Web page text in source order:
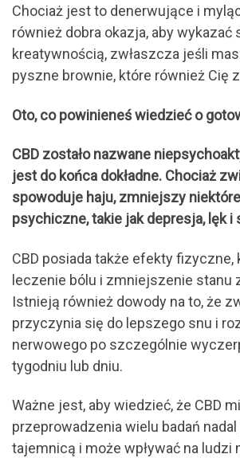
Chociaż jest to denerwujące i
również dobra okazja, aby wykazać
kreatywnością, zwłaszcza jeśli
pyszne brownie, które również Cię
Oto, co powinieneś wiedzieć o
CBD zostało nazwane
jest do końca dokładne. Chociaż
spowoduje haju, zmniejszy
psychiczne, takie jak depresja, lęk i
CBD posiada także efekty
leczenie bólu i zmniejszenie stanu
Istnieją również dowody na to, że
przyczynia się do lepszego snu i
nerwowego po szczególnie
tygodniu lub dniu.
Ważne jest, aby wiedzieć, że CBD
przeprowadzenia wielu badań
tajemnicą i może wpływać na ludzi